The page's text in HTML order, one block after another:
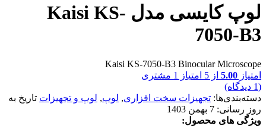
لوپ کایسی مدل Kaisi KS-
7050-B3
Kaisi KS-7050-B3 Binocular Microscope
امتیاز 5.00 از 5 امتیاز 1 مشتری
(
1 دیدگاه)
دسته‌بندی‌ها: تجهیزات سخت افزاری, لوپ, لوپ و تجهیزات تاریخ به
روز رسانی: 7 بهمن 1403
ویژگی های محصول: